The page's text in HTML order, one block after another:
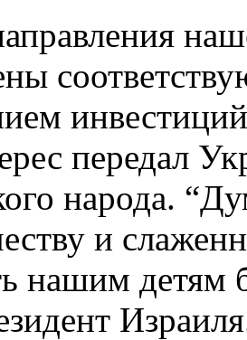
передал
народа.
и
нашим детям